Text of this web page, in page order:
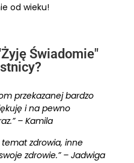
od wieku!
Świadomie"
przekazanej bardzo
i na pewno
– Kamila
zdrowia, inne
zdrowie.” – Jadwiga